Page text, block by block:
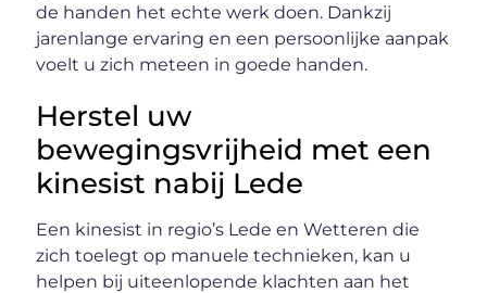
de handen het echte werk doen. Dankzij
jarenlange ervaring en een persoonlijke aanpak
voelt u zich meteen in goede handen.
Herstel uw
bewegingsvrijheid met een
kinesist nabij Lede
Een kinesist in regio’s Lede en Wetteren die
zich toelegt op manuele technieken, kan u
helpen bij uiteenlopende klachten aan het